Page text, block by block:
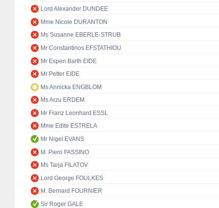
Lord Alexander DUNDEE
Mme Nicole DURANTON
Ms Susanne EBERLE-STRUB
Mr Constantinos EFSTATHIOU
Mr Espen Barth EIDE
Mr Petter EIDE
Ms Annicka ENGBLOM
Ms Arzu ERDEM
Mr Franz Leonhard ESSL
Mme Edite ESTRELA
Mr Nigel EVANS
M. Piero FASSINO
Ms Tarja FILATOV
Lord George FOULKES
M. Bernard FOURNIER
Sir Roger GALE